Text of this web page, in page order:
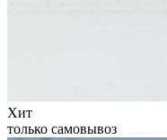
Хит
только самовывоз